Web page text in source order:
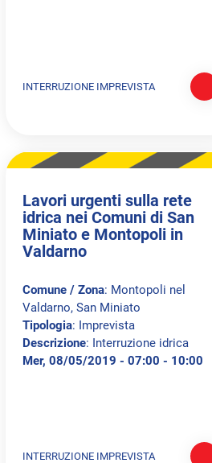
INTERRUZIONE IMPREVISTA
Lavori urgenti sulla rete
idrica nei Comuni di San
Miniato e Montopoli in
Valdarno
Comune / Zona: Montopoli nel
Valdarno, San Miniato
Tipologia: Imprevista
Descrizione: Interruzione idrica
Mer, 08/05/2019 - 07:00 - 10:00
INTERRUZIONE IMPREVISTA